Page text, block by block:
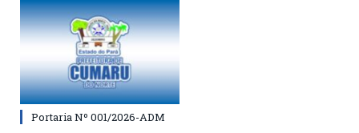
Portaria Nº 001/2026-ADM